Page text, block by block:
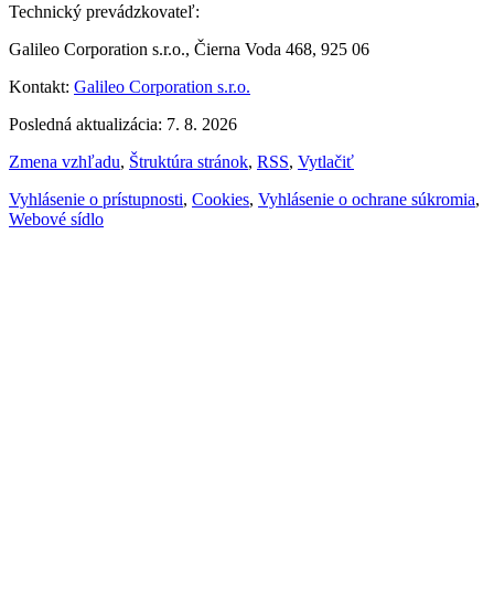
Technický prevádzkovateľ:
Galileo Corporation s.r.o., Čierna Voda 468, 925 06
Kontakt: Galileo Corporation s.r.o.
Posledná aktualizácia: 7. 8. 2026
Zmena vzhľadu, Štruktúra stránok, RSS, Vytlačiť
Vyhlásenie o prístupnosti, Cookies, Vyhlásenie o ochrane súkromia,
Webové sídlo